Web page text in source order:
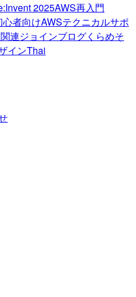
2025AWS再入門
心者向けAWSテクニカルサポ
連ジョインブログくらめそ
インThai